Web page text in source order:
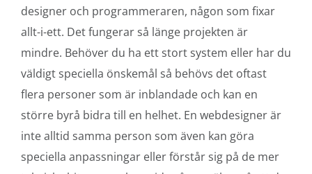
designer och programmeraren, någon som fixar
allt-i-ett. Det fungerar så länge projekten är
mindre. Behöver du ha ett stort system eller har du
väldigt speciella önskemål så behövs det oftast
flera personer som är inblandade och kan en
större byrå bidra till en helhet. En webdesigner är
inte alltid samma person som även kan göra
speciella anpassningar eller förstår sig på de mer